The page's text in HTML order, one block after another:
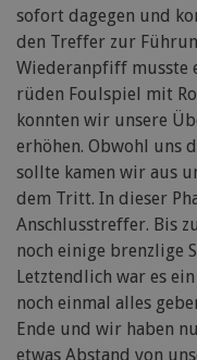
sofort dagegen und
den Treffer zur
Wiederanpfiff musste
rüden Foulspiel mit
konnten wir unsere
erhöhen. Obwohl uns
sollte kamen wir aus
dem Tritt. In dieser
Anschlusstreffer. Bis
noch einige brenzlige
Letztendlich war es
noch einmal alles
Ende und wir haben
etwas Abstand von